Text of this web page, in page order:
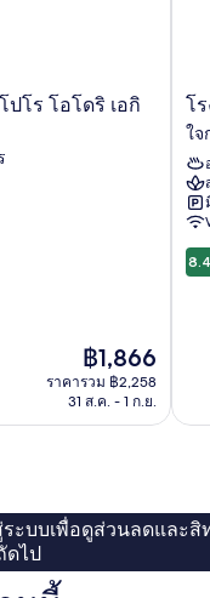
ปโร โอโดริ เอกิ
ราคา
ปัจจุบัน
คือ
฿1,866
ราคารวม ฿2,258
31 ส.ค. - 1 ก.ย.
โร
พรี
เค
ซัป
โป
ใจ
ก
เมื
ซัป
โ
ใจ
8.4
จา
8.4
ระบบเพื่อดูส่วนลดและ
ดไป